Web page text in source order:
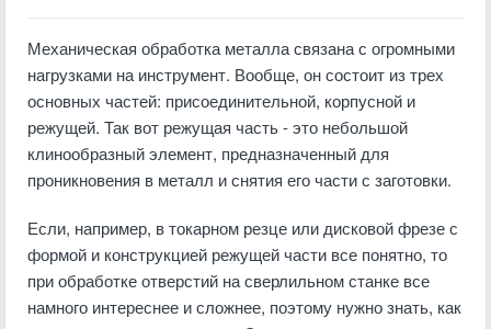
Механическая обработка металла связана с огромными
нагрузками на инструмент. Вообще, он состоит из трех
основных частей: присоединительной, корпусной и
режущей. Так вот режущая часть - это небольшой
клинообразный элемент, предназначенный для
проникновения в металл и снятия его части с заготовки.
Если, например, в токарном резце или дисковой фрезе с
формой и конструкцией режущей части все понятно, то
при обработке отверстий на сверлильном станке все
намного интереснее и сложнее, поэтому нужно знать, как